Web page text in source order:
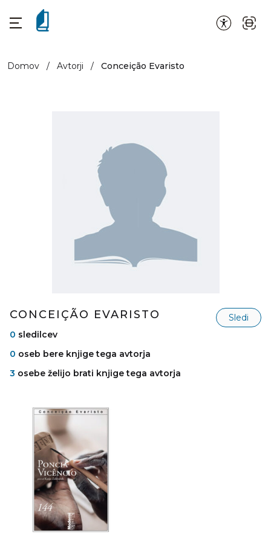
Domov / Avtorji / Conceição Evaristo
CONCEIÇÃO EVARISTO
Sledi
0 sledilcev
0 oseb bere knjige tega avtorja
3 osebe želijo brati knjige tega avtorja